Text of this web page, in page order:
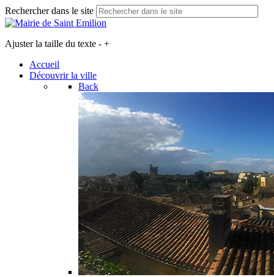
Rechercher dans le site
Ajuster la taille du texte - +
Accueil
Découvrir la ville
Back